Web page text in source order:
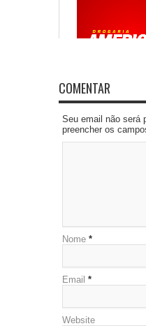
COMENTAR
Seu email não será
preencher os
Nome *
Email *
Website